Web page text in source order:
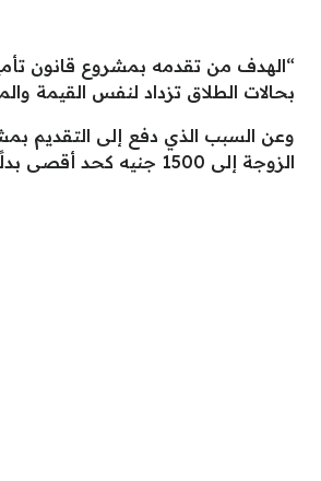
بحالات الطلاق تزداد لنفس القيمة والمراجعة،
وعن السبب الذي دفع إلى التقديم
الزوجة إلى 1500 جنيه كحد أقصى بدلًا من 500 جنيه والتي يتم صرفها للزوجة من خلال بنك ناصر في الوقت الحالي.